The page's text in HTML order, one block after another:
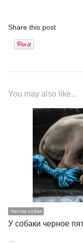
Share this post
You may also like...
Чистка собак
У собаки черное
…